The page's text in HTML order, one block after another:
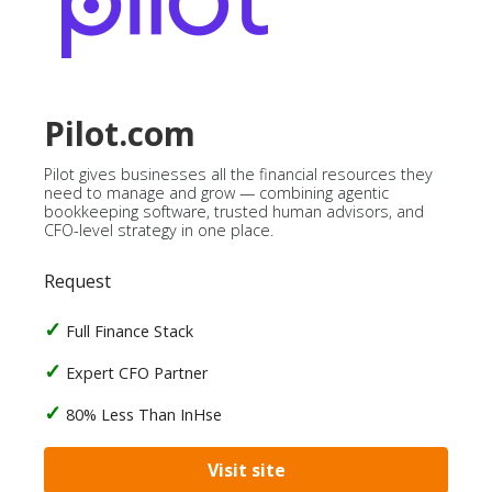
Pilot.com
Pilot gives businesses all the financial resources they
need to manage and grow — combining agentic
bookkeeping software, trusted human advisors, and
CFO-level strategy in one place.
Request
Full Finance Stack
Expert CFO Partner
80% Less Than InHse
Visit site